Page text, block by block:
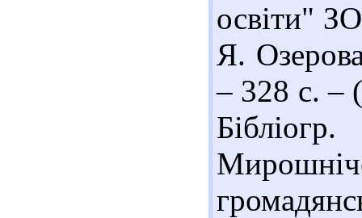
освіти"
Я.
– 328 с. –